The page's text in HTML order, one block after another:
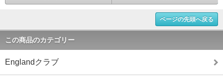
ページの先頭へ戻る
この商品のカテゴリー
Englandクラブ